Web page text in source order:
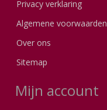
Privacy verklaring
Algemene voorwaarden
Over ons
Sitemap
Mijn account